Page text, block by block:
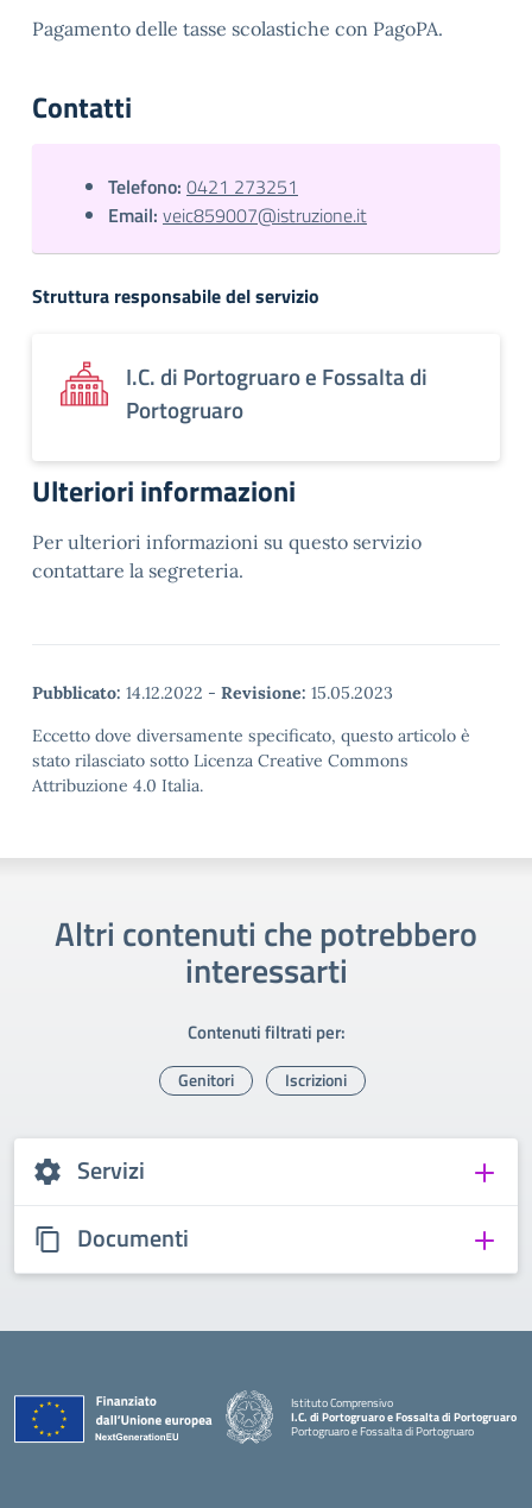
Pagamento delle tasse scolastiche con PagoPA.
Contatti
Telefono: 0421 273251
Email: veic859007@istruzione.it
Struttura responsabile del servizio
I.C. di Portogruaro e Fossalta di
Portogruaro
Ulteriori informazioni
Per ulteriori informazioni su questo servizio
contattare la segreteria.
Pubblicato: 14.12.2022 - Revisione: 15.05.2023
Eccetto dove diversamente specificato, questo articolo è
stato rilasciato sotto Licenza Creative Commons
Attribuzione 4.0 Italia.
Altri contenuti che potrebbero
interessarti
Contenuti filtrati per:
Genitori Iscrizioni
Servizi
Documenti
Istituto Comprensivo
I.C. di Portogruaro e Fossalta di Portogruaro
Portogruaro e Fossalta di Portogruaro
— Visita la pagina iniziale della scuola